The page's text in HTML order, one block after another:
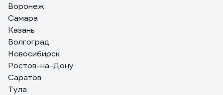
Хабарова Анастасия Владимировна
Удобный! Острый! Хорошая цена.
Воронеж
Самара
Казань
Волгоград
Новосибирск
Ростов-на-Дону
Саратов
Тула